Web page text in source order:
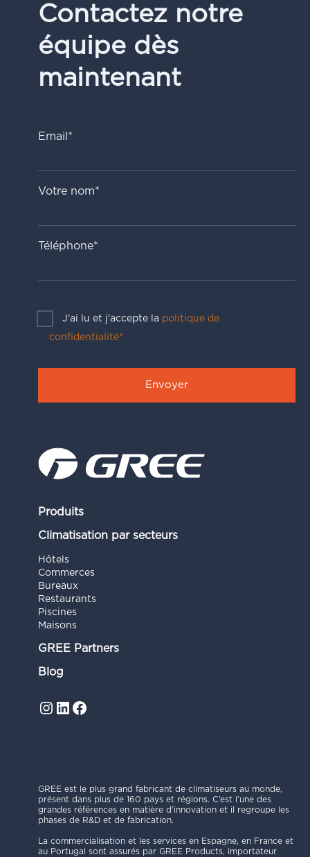
Contactez notre
équipe dès
maintenant
Email*
Votre nom*
Téléphone*
J'ai lu et j'accepte la politique de
confidentialité*
Produits
Climatisation par secteurs
Hôtels
Commerces
Bureaux
Restaurants
Piscines
Maisons
GREE Partners
Blog
Instagram
LinkedIn
Facebook
GREE est le plus grand fabricant de climatiseurs au monde,
présent dans plus de 160 pays et régions. C’est l’une des
grandes références en matière d’innovation et il regroupe les
phases de R&D et de fabrication.
La commercialisation et les services en Espagne, en France et
au Portugal sont assurés par GREE Products, importateur